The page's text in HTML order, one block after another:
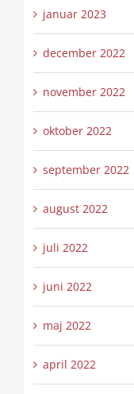
januar 2023
december 2022
november 2022
oktober 2022
september 2022
august 2022
juli 2022
juni 2022
maj 2022
april 2022